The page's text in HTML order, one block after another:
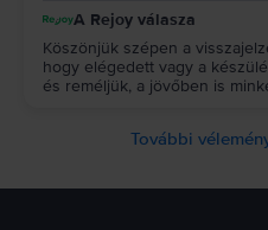
A Rejoy válasza
Köszönjük szépen a
hogy elégedett vagy a
és reméljük, a jövőben is
További